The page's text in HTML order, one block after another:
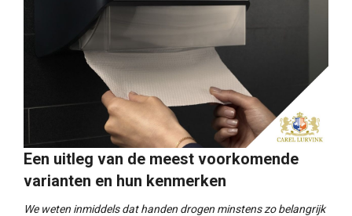
Een uitleg van de meest voorkomende
varianten en hun kenmerken
We weten inmiddels dat handen drogen minstens zo belangrijk